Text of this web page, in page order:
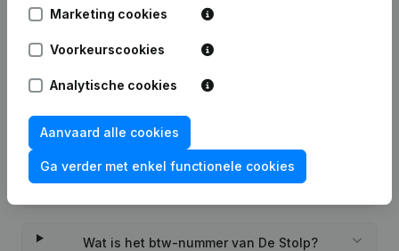
Veelgestelde vragen
Wat is het KVK-nummer van De Stolp?
Wat is het btw-nummer van De Stolp?
Marketing cookies
Voorkeurscookies
Analytische cookies
Aanvaard alle cookies
Ga verder met enkel functionele cookies